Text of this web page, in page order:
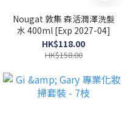
Nougat 敦集 森活潤澤洗髮
水 400ml [Exp 2027-04]
HK$118.00
HK$158.00